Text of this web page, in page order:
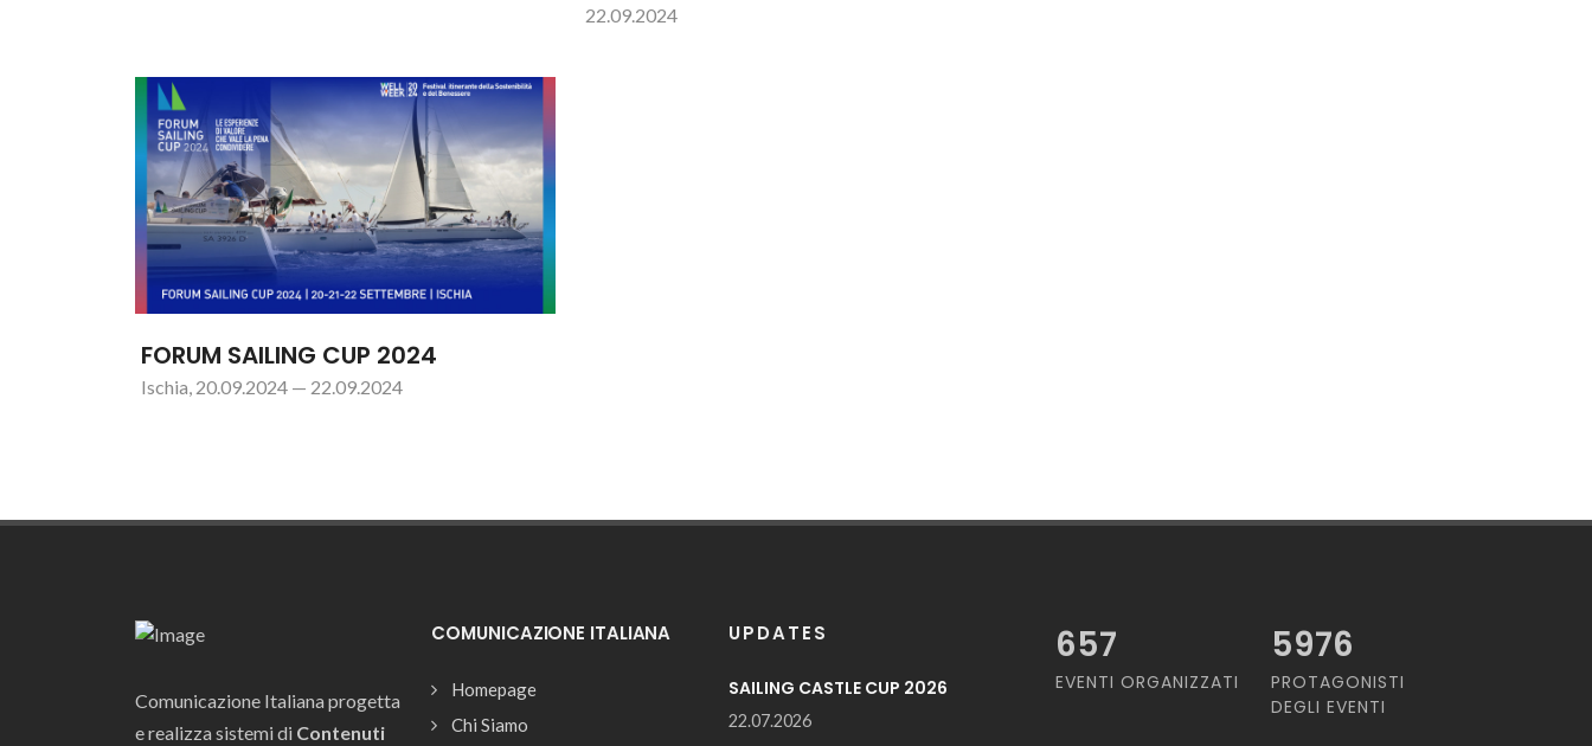
22.09.2024
FORUM SAILING CUP 2024
Ischia, 20.09.2024 — 22.09.2024
Comunicazione Italiana progetta
e realizza sistemi di Contenuti
COMUNICAZIONE ITALIANA
Homepage
Chi Siamo
UPDATES
SAILING CASTLE CUP 2026
22.07.2026
657
EVENTI ORGANIZZATI
5976
PROTAGONISTI
DEGLI EVENTI